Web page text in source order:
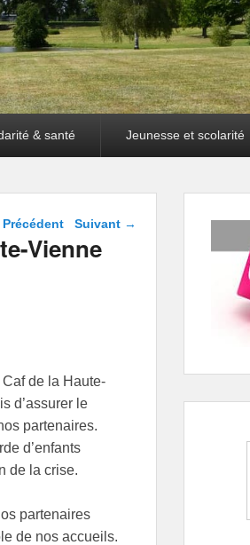
& santé Jeunesse et scolarité
Navigation dans les
Précédent Suivant →
Vienne
de la Haute-
d’assurer le
partenaires.
d’enfants
de la crise.
partenaires
de nos accueils.